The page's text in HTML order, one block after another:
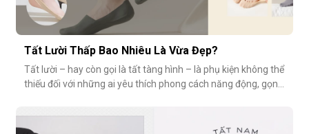
Tất Lười Thấp Bao Nhiêu Là Vừa Đẹp?
Tất lười – hay còn gọi là tất tàng hình – là phụ kiện không thể
thiếu đối với những ai yêu thích phong cách năng động, gọn
nhiêu là vừa đẹp? Nếu quá thấp, tất dễ bị tuột; nếu quá c